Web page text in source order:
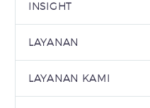
INSIGHT
LAYANAN
LAYANAN KAMI